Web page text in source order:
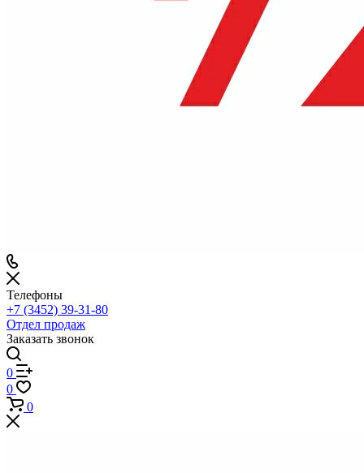
Телефоны
+7 (3452) 39-31-80
Отдел продаж
Заказать звонок
0
0
0